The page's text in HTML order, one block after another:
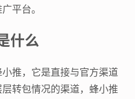
平台。
什么
推，它是直接与官方渠道
转包情况的渠道，蜂小推